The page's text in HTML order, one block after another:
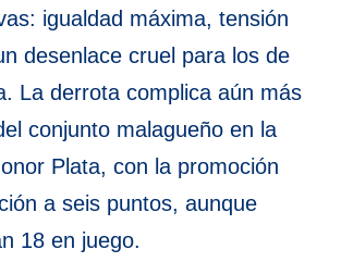
igualdad máxima, tensión
desenlace cruel para los de
La derrota complica aún más
conjunto malagueño en la
Plata, con la promoción
a seis puntos, aunque
18 en juego.